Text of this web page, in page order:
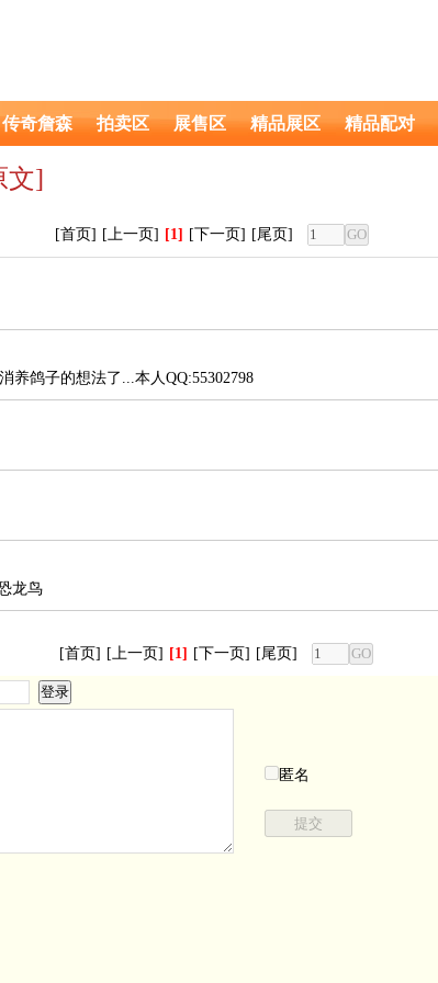
传奇詹森 拍卖区 展售区 精品展区 精品配对
文]
[首页] [上一页] [1] [下一页] [尾页]
养鸽子的想法了...本人QQ:55302798
龙鸟
[首页] [上一页] [1] [下一页] [尾页]
匿名